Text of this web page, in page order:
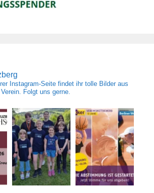
Instagram-Seite findet ihr tolle Bilder aus
Folgt uns gerne.